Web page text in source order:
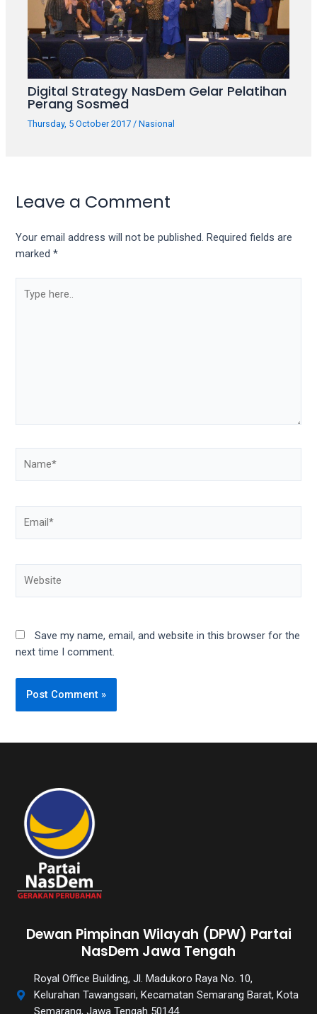
Digital Strategy NasDem Gelar Pelatihan
Perang Sosmed
Thursday, 5 October 2017 /Nasional
Leave a Comment
Your email address will not be published. Required fields are
marked*
Save my name, email, and website in this browser for the
next time I comment.
Dewan Pimpinan Wilayah (DPW) Partai
NasDem Jawa Tengah
Royal Office Building, Jl. Madukoro Raya No. 10,
Kelurahan Tawangsari, Kecamatan Semarang Barat, Kota
Semarang, Jawa Tengah 50144